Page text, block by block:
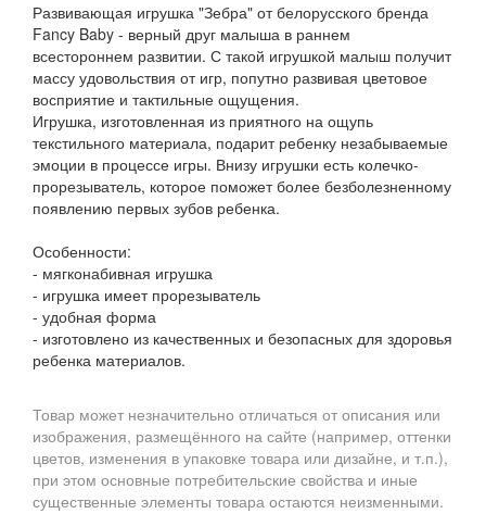
Развивающая игрушка "Зебра" от белорусского бренда
Fancy Baby - верный друг малыша в раннем
всестороннем развитии. С такой игрушкой малыш получит
массу удовольствия от игр, попутно развивая цветовое
восприятие и тактильные ощущения.
Игрушка, изготовленная из приятного на ощупь
текстильного материала, подарит ребенку незабываемые
эмоции в процессе игры. Внизу игрушки есть колечко-
прорезыватель, которое поможет более безболезненному
появлению первых зубов ребенка.
Особенности:
- мягконабивная игрушка
- игрушка имеет прорезыватель
- удобная форма
- изготовлено из качественных и безопасных для здоровья
ребенка материалов.
Товар может незначительно отличаться от описания или
изображения, размещённого на сайте (например, оттенки
цветов, изменения в упаковке товара или дизайне, и т.п.),
при этом основные потребительские свойства и иные
существенные элементы товара остаются неизменными.